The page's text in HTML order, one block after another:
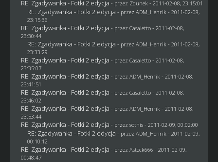
RE: Zgadywanka - Fotki 2 edycja - przez Zdunek - 2011-02-08, 23:15:01
RE: Zgadywanka - Fotki 2 edycja - przez ADM_Henrik - 2011-02-08,
23:15:36
RE: Zgadywanka - Fotki 2 edycja - przez Casaletto- 2011-02-08,
23:30:44
RE: Zgadywanka - Fotki 2 edycja - przez ADM_Henrik - 2011-02-08,
23:33:29
RE: Zgadywanka - Fotki 2 edycja - przez Casaletto- 2011-02-08,
23:35:07
RE: Zgadywanka - Fotki 2 edycja - przez ADM_Henrik - 2011-02-08,
23:41:51
RE: Zgadywanka - Fotki 2 edycja - przez Casaletto- 2011-02-08,
23:46:02
RE: Zgadywanka - Fotki 2 edycja - przez ADM_Henrik - 2011-02-08,
23:53:44
RE: Zgadywanka - Fotki 2 edycja - przez sothis- 2011-02-09, 00:02:00
RE: Zgadywanka - Fotki 2 edycja - przez ADM_Henrik - 2011-02-09,
00:10:12
RE: Zgadywanka - Fotki 2 edycja - przez Asteck666 - 2011-02-09,
00:48:47